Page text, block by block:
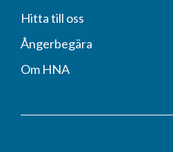
Hitta till oss
Ångerbegära
Om HNA